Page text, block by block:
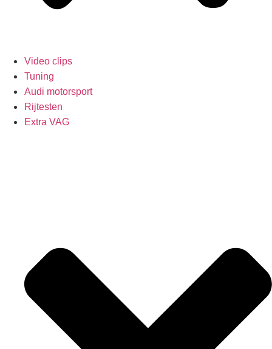
Video clips
Tuning
Audi motorsport
Rijtesten
Extra VAG